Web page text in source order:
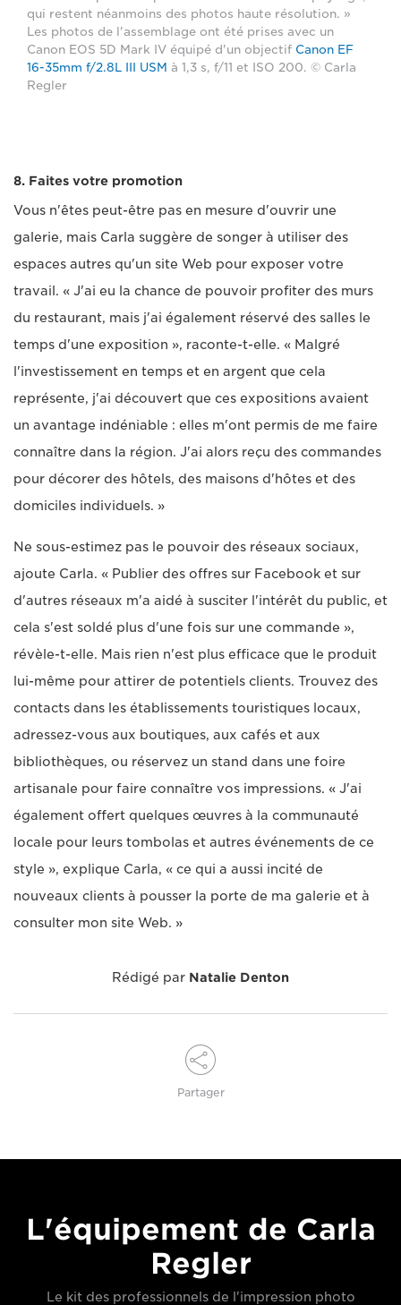
qui restent néanmoins des photos haute résolution. »
Les photos de l'assemblage ont été prises avec un
Canon EOS 5D Mark IV équipé d'un objectif Canon EF
16-35mm f/2.8L III USM à 1,3 s, f/11 et ISO 200. © Carla
Regler
8. Faites votre promotion
Vous n'êtes peut-être pas en mesure d'ouvrir une
galerie, mais Carla suggère de songer à utiliser des
espaces autres qu'un site Web pour exposer votre
travail. « J'ai eu la chance de pouvoir profiter des murs
du restaurant, mais j'ai également réservé des salles le
temps d'une exposition », raconte-t-elle. « Malgré
l'investissement en temps et en argent que cela
représente, j'ai découvert que ces expositions avaient
un avantage indéniable : elles m'ont permis de me faire
connaître dans la région. J'ai alors reçu des commandes
pour décorer des hôtels, des maisons d'hôtes et des
domiciles individuels. »
Ne sous-estimez pas le pouvoir des réseaux sociaux,
ajoute Carla. « Publier des offres sur Facebook et sur
d'autres réseaux m'a aidé à susciter l'intérêt du public, et
cela s'est soldé plus d'une fois sur une commande »,
révèle-t-elle. Mais rien n'est plus efficace que le produit
lui-même pour attirer de potentiels clients. Trouvez des
contacts dans les établissements touristiques locaux,
adressez-vous aux boutiques, aux cafés et aux
bibliothèques, ou réservez un stand dans une foire
artisanale pour faire connaître vos impressions. « J'ai
également offert quelques œuvres à la communauté
locale pour leurs tombolas et autres événements de ce
style », explique Carla, « ce qui a aussi incité de
nouveaux clients à pousser la porte de ma galerie et à
consulter mon site Web. »
Rédigé par Natalie Denton
Partager
L'équipement de Carla
Regler
Le kit des professionnels de l'impression photo